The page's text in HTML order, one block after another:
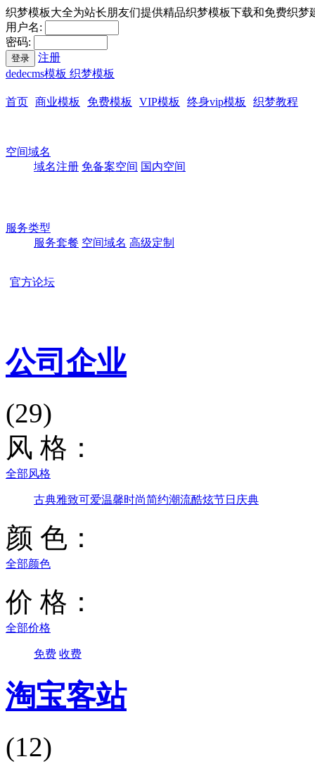
织梦模板大全为站长朋友们提供精品织梦模板下载和免费织梦
用户名:
密码:
登录
注册
dedecms模板 织梦模板
首页 商业模板 免费模板 VIP模板 终身vip模板 织梦教程
空间域名
域名注册 免备案空间 国内空间
服务类型
服务套餐 空间域名 高级定制
官方论坛
公司企业
(29)
风 格：
全部风格
古典雅致可爱温馨时尚简约潮流酷炫节日庆典
颜 色：
全部颜色
价 格：
全部价格
免费 收费
淘宝客站
(12)